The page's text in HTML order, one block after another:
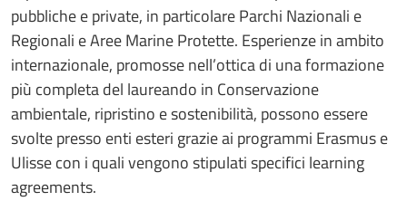
pubbliche e private, in particolare Parchi Nazionali e
Regionali e Aree Marine Protette. Esperienze in ambito
internazionale, promosse nell’ottica di una formazione
più completa del laureando in Conservazione
ambientale, ripristino e sostenibilità, possono essere
svolte presso enti esteri grazie ai programmi Erasmus e
Ulisse con i quali vengono stipulati specifici learning
agreements.